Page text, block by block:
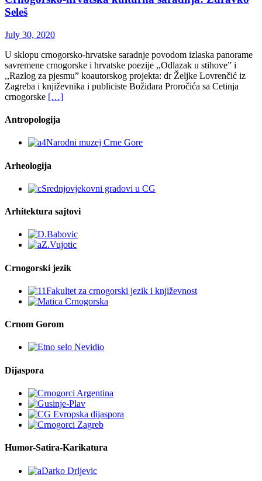
Seleš
July 30, 2020
U sklopu crnogorsko-hrvatske saradnje povodom izlaska panorame
savremene crnogorske i hrvatske poezije ,,Odlazak u stihove” i
,,Razlog za pjesmu” koautorskog projekta: dr Željke Lovrenčić iz
Zagreba i književnika i publiciste Božidara Proročića sa Cetinja
crnogorske […]
Antropologija
Arheologija
Arhitektura sajtovi
Crnogorski jezik
Crnom Gorom
Dijaspora
Humor-Satira-Karikatura